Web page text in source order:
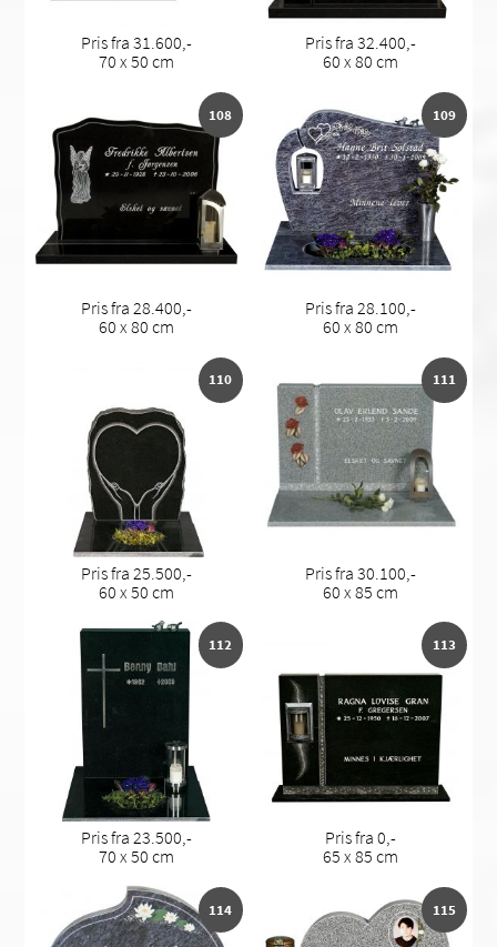
Pris fra 31.600,-
70 x 50 cm
Pris fra 32.400,-
60 x 80 cm
108
Pris fra 28.400,-
60 x 80 cm
109
Pris fra 28.100,-
60 x 80 cm
110
Pris fra 25.500,-
60 x 50 cm
111
Pris fra 30.100,-
60 x 85 cm
112
Pris fra 23.500,-
70 x 50 cm
113
Pris fra 0,-
65 x 85 cm
114 115